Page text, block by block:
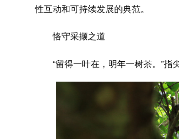
性互动和可持续发展的典范。
恪守采撷之道
“留得一叶在，明年一树茶。”指